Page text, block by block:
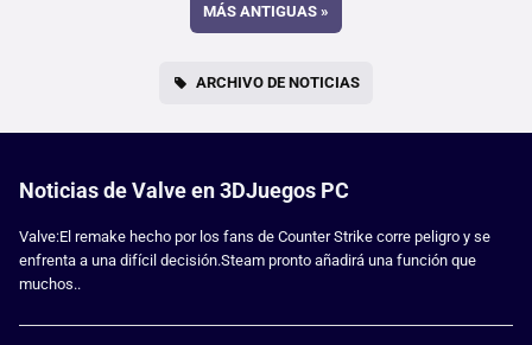
MÁS ANTIGUAS »
ARCHIVO DE NOTICIAS
Noticias de Valve en 3DJuegos PC
Valve:El remake hecho por los fans de Counter Strike corre peligro y se
enfrenta a una difícil decisión.Steam pronto añadirá una función que
muchos..